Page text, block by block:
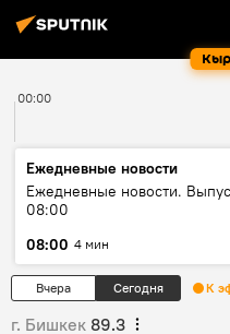
00:00
Ежедневные новости
Ежедневные новости.
08:00
08:00 4 мин
Вчера Сегодня К
г. Бишкек 89.3